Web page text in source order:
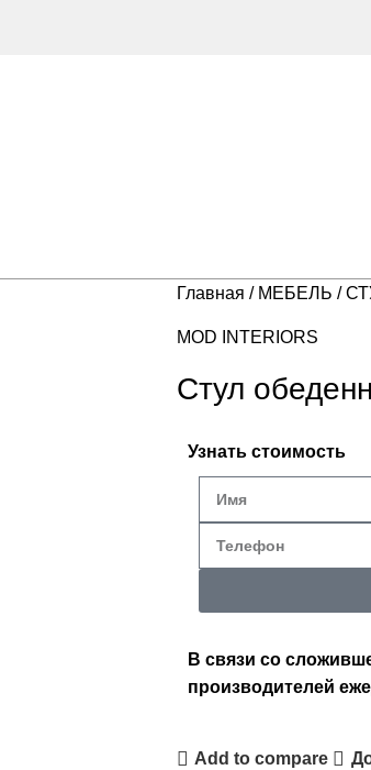
Главная
МЕБЕЛЬ
MOD INTERIORS
Стул
Узнать стоимость
В связи со
производителей
Add to compare